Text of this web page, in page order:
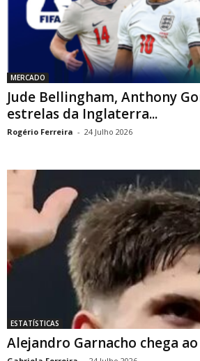
MERCADO
Jude Bellingham, Anthony
estrelas da Inglaterra...
Rogério Ferreira - 24 Julho 2026
ESTATÍSTICAS
Alejandro Garnacho chega